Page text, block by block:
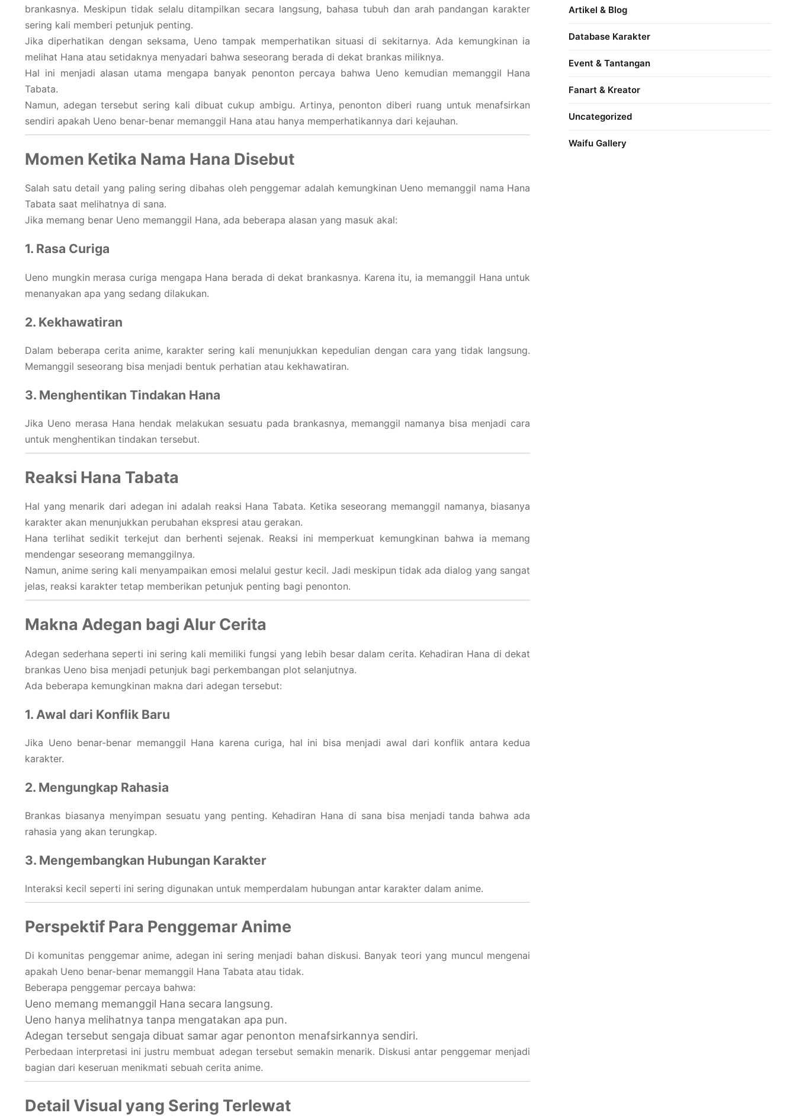
brankasnya. Meskipun tidak selalu ditampilkan secara langsung, bahasa tubuh dan arah pandangan karakter
sering kali memberi petunjuk penting.
Jika diperhatikan dengan seksama, Ueno tampak memperhatikan situasi di sekitarnya. Ada kemungkinan ia
melihat Hana atau setidaknya menyadari bahwa seseorang berada di dekat brankas miliknya.
Hal ini menjadi alasan utama mengapa banyak penonton percaya bahwa Ueno kemudian memanggil Hana
Tabata.
Namun, adegan tersebut sering kali dibuat cukup ambigu. Artinya, penonton diberi ruang untuk menafsirkan
sendiri apakah Ueno benar-benar memanggil Hana atau hanya memperhatikannya dari kejauhan.
Momen Ketika Nama Hana Disebut
Salah satu detail yang paling sering dibahas oleh penggemar adalah kemungkinan Ueno memanggil nama Hana
Tabata saat melihatnya di sana.
Jika memang benar Ueno memanggil Hana, ada beberapa alasan yang masuk akal:
1. Rasa Curiga
Ueno mungkin merasa curiga mengapa Hana berada di dekat brankasnya. Karena itu, ia memanggil Hana untuk
menanyakan apa yang sedang dilakukan.
2. Kekhawatiran
Dalam beberapa cerita anime, karakter sering kali menunjukkan kepedulian dengan cara yang tidak langsung.
Memanggil seseorang bisa menjadi bentuk perhatian atau kekhawatiran.
3. Menghentikan Tindakan Hana
Jika Ueno merasa Hana hendak melakukan sesuatu pada brankasnya, memanggil namanya bisa menjadi cara
untuk menghentikan tindakan tersebut.
Reaksi Hana Tabata
Hal yang menarik dari adegan ini adalah reaksi Hana Tabata. Ketika seseorang memanggil namanya, biasanya
karakter akan menunjukkan perubahan ekspresi atau gerakan.
Hana terlihat sedikit terkejut dan berhenti sejenak. Reaksi ini memperkuat kemungkinan bahwa ia memang
mendengar seseorang memanggilnya.
Namun, anime sering kali menyampaikan emosi melalui gestur kecil. Jadi meskipun tidak ada dialog yang sangat
jelas, reaksi karakter tetap memberikan petunjuk penting bagi penonton.
Makna Adegan bagi Alur Cerita
Adegan sederhana seperti ini sering kali memiliki fungsi yang lebih besar dalam cerita. Kehadiran Hana di dekat
brankas Ueno bisa menjadi petunjuk bagi perkembangan plot selanjutnya.
Ada beberapa kemungkinan makna dari adegan tersebut:
1. Awal dari Konflik Baru
Jika Ueno benar-benar memanggil Hana karena curiga, hal ini bisa menjadi awal dari konflik antara kedua
karakter.
2. Mengungkap Rahasia
Brankas biasanya menyimpan sesuatu yang penting. Kehadiran Hana di sana bisa menjadi tanda bahwa ada
rahasia yang akan terungkap.
3. Mengembangkan Hubungan Karakter
Interaksi kecil seperti ini sering digunakan untuk memperdalam hubungan antar karakter dalam anime.
Perspektif Para Penggemar Anime
Di komunitas penggemar anime, adegan ini sering menjadi bahan diskusi. Banyak teori yang muncul mengenai
apakah Ueno benar-benar memanggil Hana Tabata atau tidak.
Beberapa penggemar percaya bahwa:
Ueno memang memanggil Hana secara langsung.
Ueno hanya melihatnya tanpa mengatakan apa pun.
Adegan tersebut sengaja dibuat samar agar penonton menafsirkannya sendiri.
Perbedaan interpretasi ini justru membuat adegan tersebut semakin menarik. Diskusi antar penggemar menjadi
bagian dari keseruan menikmati sebuah cerita anime.
Detail Visual yang Sering Terlewat
Artikel & Blog
Database Karakter
Event & Tantangan
Fanart & Kreator
Uncategorized
Waifu Gallery